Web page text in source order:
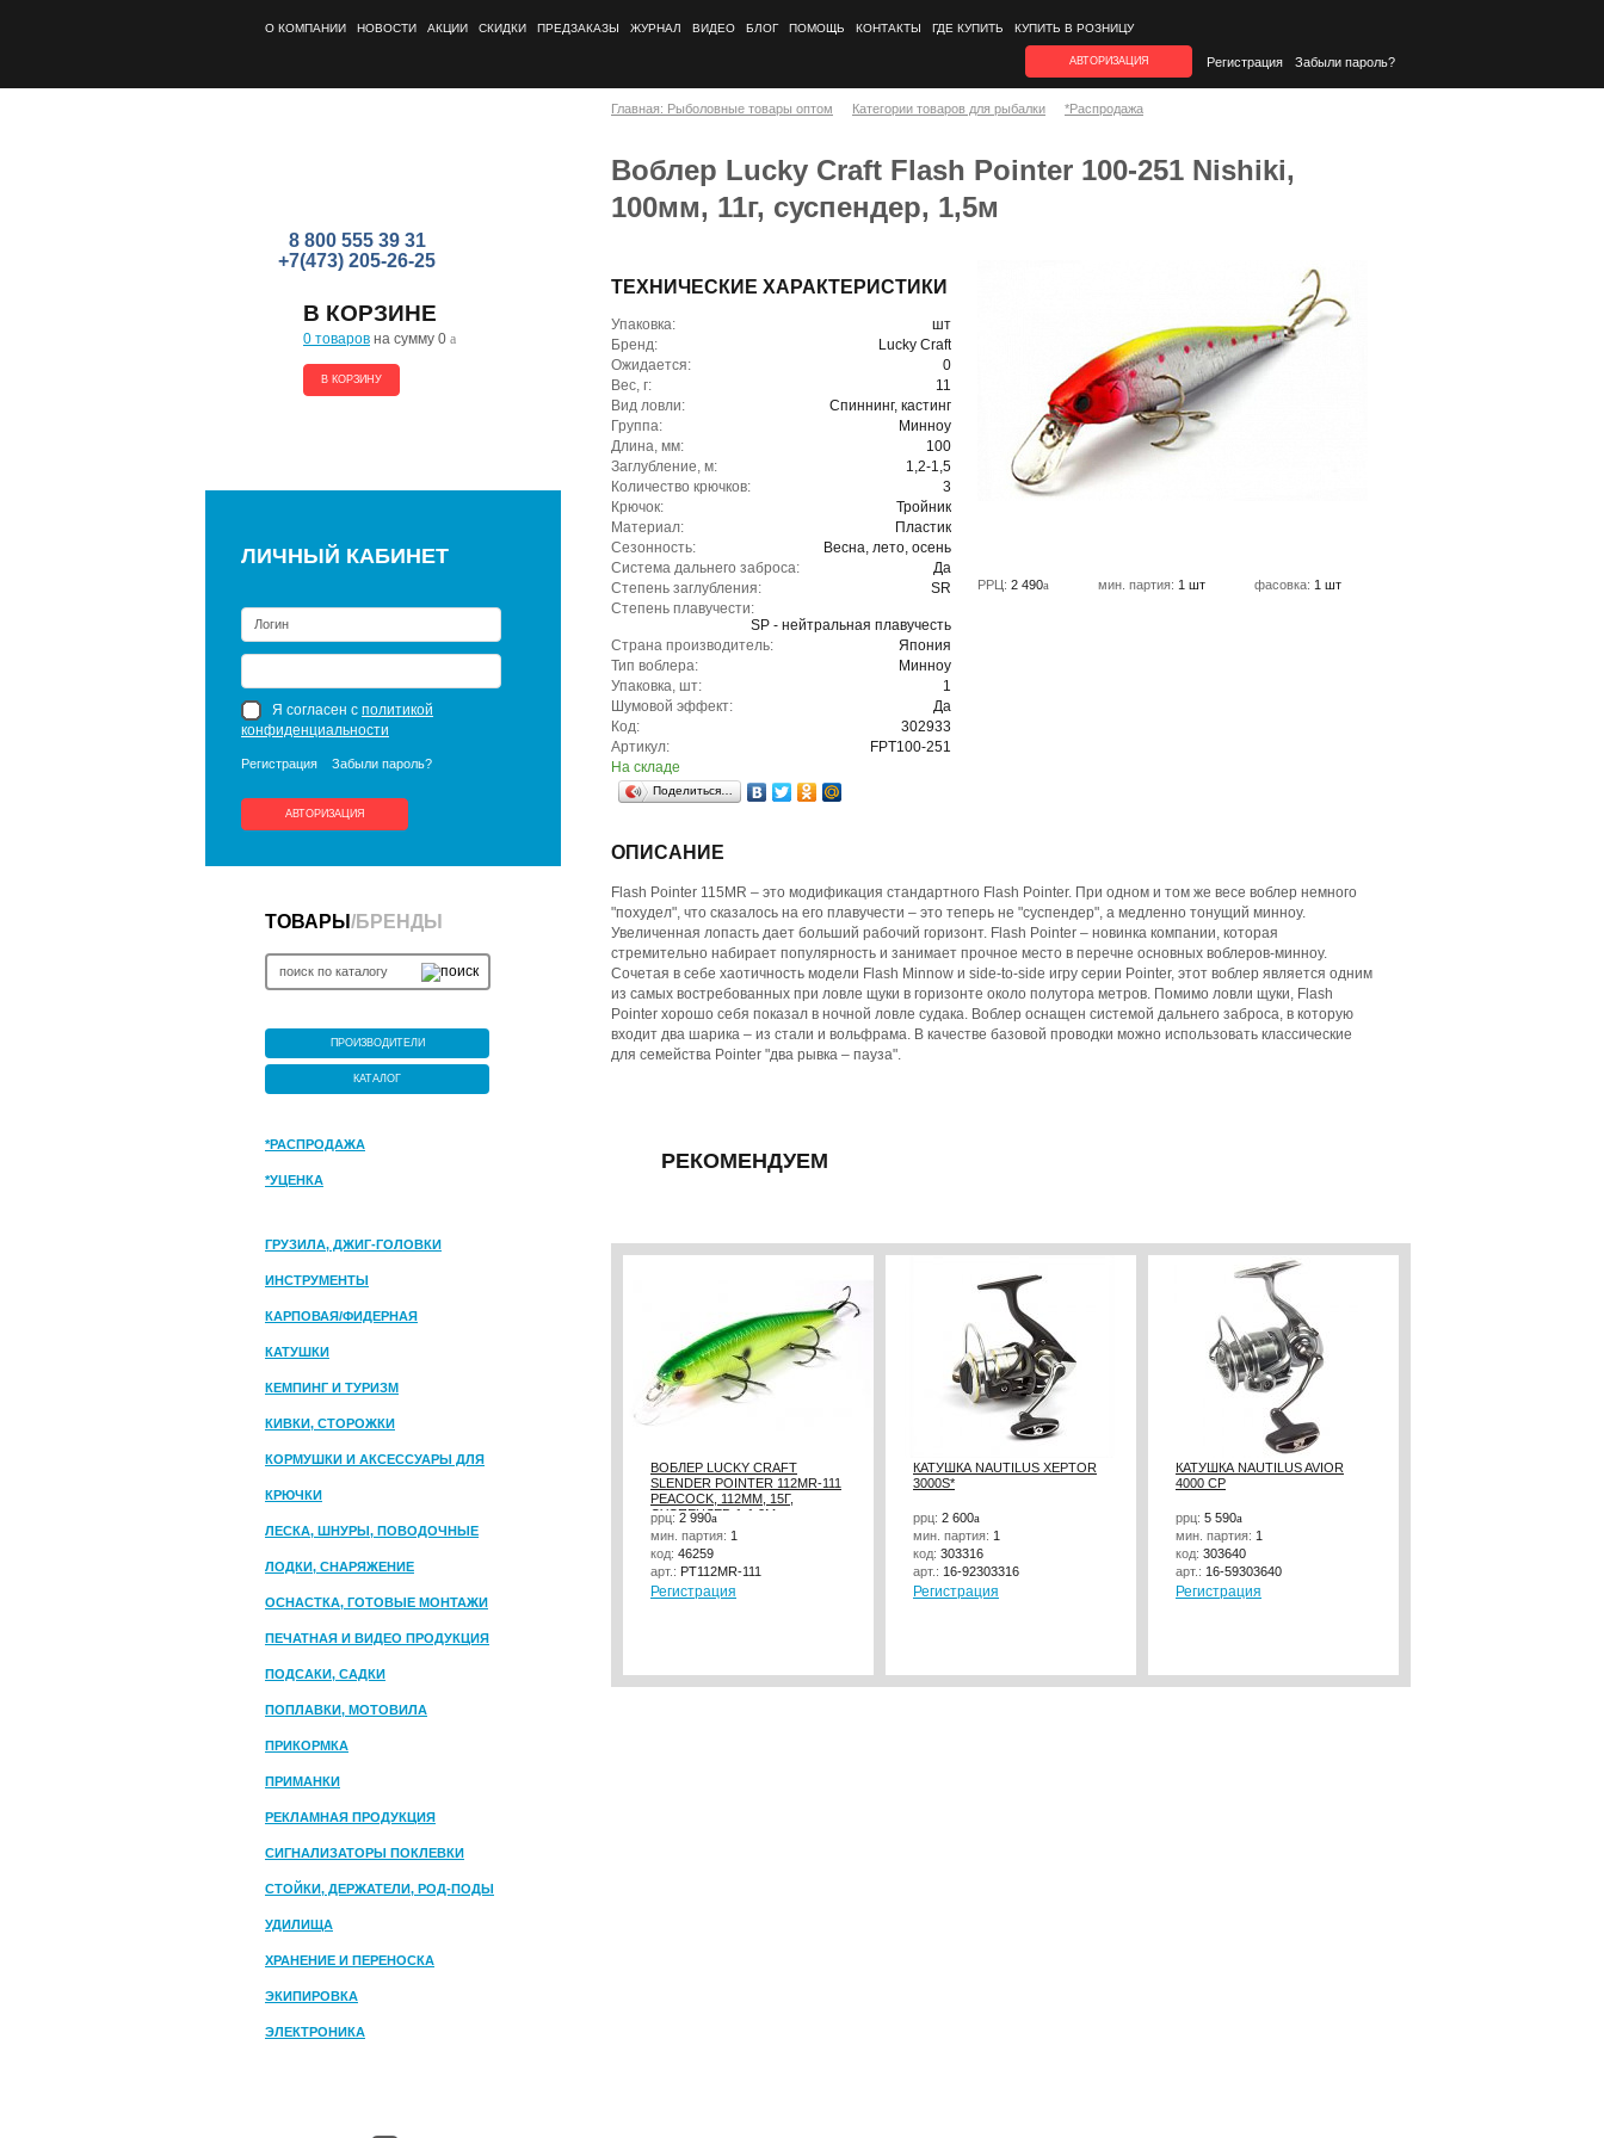
О КОМПАНИИ НОВОСТИ АКЦИИ СКИДКИ ПРЕДЗАКАЗЫ ЖУРНАЛ ВИДЕО БЛОГ ПОМОЩЬ КОНТАКТЫ ГДЕ КУПИТЬ КУПИТЬ В РОЗНИЦУ
АВТОРИЗАЦИЯ Регистрация Забыли пароль?
8 800 555 39 31
+7(473) 205-26-25
В КОРЗИНЕ
0 товаров на сумму 0 a
В КОРЗИНУ
ЛИЧНЫЙ КАБИНЕТ
Я согласен с политикой
конфиденциальности
Регистрация Забыли пароль?
АВТОРИЗАЦИЯ
ТОВАРЫ /БРЕНДЫ
ПРОИЗВОДИТЕЛИ
КАТАЛОГ
*РАСПРОДАЖА
*УЦЕНКА
ГРУЗИЛА, ДЖИГ-ГОЛОВКИ
ИНСТРУМЕНТЫ
КАРПОВАЯ/ФИДЕРНАЯ
КАТУШКИ
КЕМПИНГ И ТУРИЗМ
КИВКИ, СТОРОЖКИ
КОРМУШКИ И АКСЕССУАРЫ ДЛЯ
ПРИКОРМКИ
КРЮЧКИ
ЛЕСКА, ШНУРЫ, ПОВОДОЧНЫЕ
МАТЕРИАЛЫ
ЛОДКИ, СНАРЯЖЕНИЕ
ОСНАСТКА, ГОТОВЫЕ МОНТАЖИ
ПЕЧАТНАЯ И ВИДЕО ПРОДУКЦИЯ
ПОДСАКИ, САДКИ
ПОПЛАВКИ, МОТОВИЛА
ПРИКОРМКА
ПРИМАНКИ
РЕКЛАМНАЯ ПРОДУКЦИЯ
СИГНАЛИЗАТОРЫ ПОКЛЕВКИ
СТОЙКИ, ДЕРЖАТЕЛИ, РОД-ПОДЫ
УДИЛИЩА
ХРАНЕНИЕ И ПЕРЕНОСКА
ЭКИПИРОВКА
ЭЛЕКТРОНИКА
Главная: Рыболовные товары оптом Категории товаров для рыбалки *Распродажа
Воблер Lucky Craft Flash Pointer 100-251 Nishiki,
100мм, 11г, суспендер, 1,5м
ТЕХНИЧЕСКИЕ ХАРАКТЕРИСТИКИ
Упаковка:
шт
Бренд:
Lucky Craft
Ожидается:
0
Вес, г:
11
Вид ловли:
Спиннинг, кастинг
Группа:
Минноу
Длина, мм:
100
Заглубление, м:
1,2-1,5
Количество крючков:
3
Крючок:
Тройник
Материал:
Пластик
Сезонность:
Весна, лето, осень
Система дальнего заброса:
Да
Степень заглубления:
SR
Степень плавучести:
SP - нейтральная плавучесть
Страна производитель:
Япония
Тип воблера:
Минноу
Упаковка, шт:
1
Шумовой эффект:
Да
Код:
302933
Артикул:
FPT100-251
На складе
Поделиться…
РРЦ: 2 490a мин. партия: 1 шт фасовка: 1 шт
ОПИСАНИЕ
Flash Pointer 115MR – это модификация стандартного Flash Pointer. При одном и том же весе воблер немного
"похудел", что сказалось на его плавучести – это теперь не "суспендер", а медленно тонущий минноу.
Увеличенная лопасть дает больший рабочий горизонт. Flash Pointer – новинка компании, которая
стремительно набирает популярность и занимает прочное место в перечне основных воблеров-минноу.
Сочетая в себе хаотичность модели Flash Minnow и side-to-side игру серии Pointer, этот воблер является одним
из самых востребованных при ловле щуки в горизонте около полутора метров. Помимо ловли щуки, Flash
Pointer хорошо себя показал в ночной ловле судака. Воблер оснащен системой дальнего заброса, в которую
входит два шарика – из стали и вольфрама. В качестве базовой проводки можно использовать классические
для семейства Pointer "два рывка – пауза".
РЕКОМЕНДУЕМ
ВОБЛЕР LUCKY CRAFT
SLENDER POINTER 112MR-111
PEACOCK, 112ММ, 15Г,
СУСПЕНДЕР, 1-1,2М
ррц: 2 990a
мин. партия: 1
код: 46259
арт.: PT112MR-111
Регистрация
КАТУШКА NAUTILUS XEPTOR
3000S*
ррц: 2 600a
мин. партия: 1
код: 303316
арт.: 16-92303316
Регистрация
КАТУШКА NAUTILUS AVIOR
4000 CP
ррц: 5 590a
мин. партия: 1
код: 303640
арт.: 16-59303640
Регистрация